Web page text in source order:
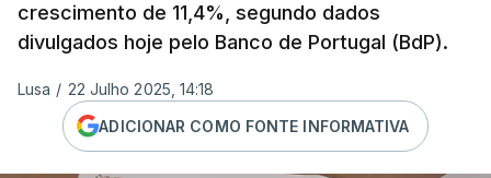
crescimento de 11,4%, segundo dados
divulgados hoje pelo Banco de Portugal (BdP).
Lusa / 22 Julho 2025, 14:18
ADICIONAR COMO FONTE INFORMATIVA